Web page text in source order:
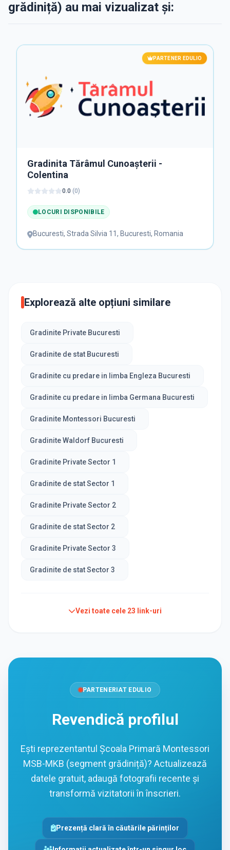
grădiniță) au mai vizualizat și:
PARTENER EDULIO
Gradinita Tărâmul Cunoașterii -
Colentina
0.0 (0)
LOCURI DISPONIBILE
Bucuresti, Strada Silvia 11, Bucuresti, Romania
Explorează alte opțiuni similare
Gradinite Private Bucuresti
Gradinite de stat Bucuresti
Gradinite cu predare in limba Engleza Bucuresti
Gradinite cu predare in limba Germana Bucuresti
Gradinite Montessori Bucuresti
Gradinite Waldorf Bucuresti
Gradinite Private Sector 1
Gradinite de stat Sector 1
Gradinite Private Sector 2
Gradinite de stat Sector 2
Gradinite Private Sector 3
Gradinite de stat Sector 3
Vezi toate cele 23 link-uri
PARTENERIAT EDULIO
Revendică profilul
Ești reprezentantul Școala Primară Montessori
MSB-MKB (segment grădiniță)? Actualizează
datele gratuit, adaugă fotografii recente și
transformă vizitatorii în înscrieri.
Prezență clară în căutările părinților